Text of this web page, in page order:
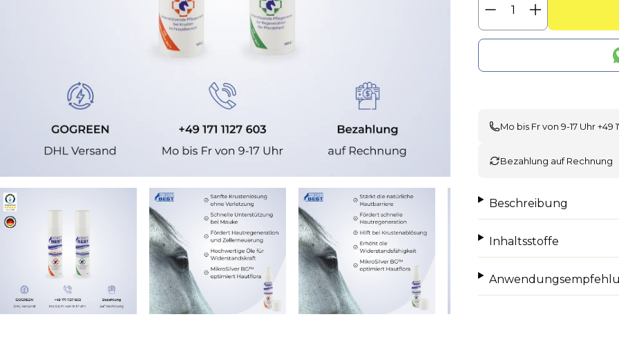
Menge
verringern
Menge
erhöhen
Mo bis Fr von 9-17 Uhr +49
Bezahlung auf Rechnung
Beschreibung
Inhaltsstoffe